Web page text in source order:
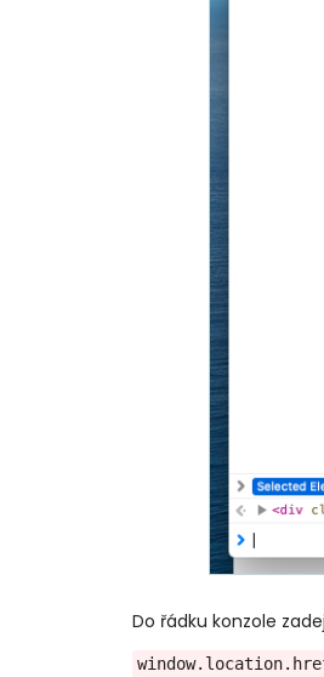
Do řádku konzole
window.location.href =